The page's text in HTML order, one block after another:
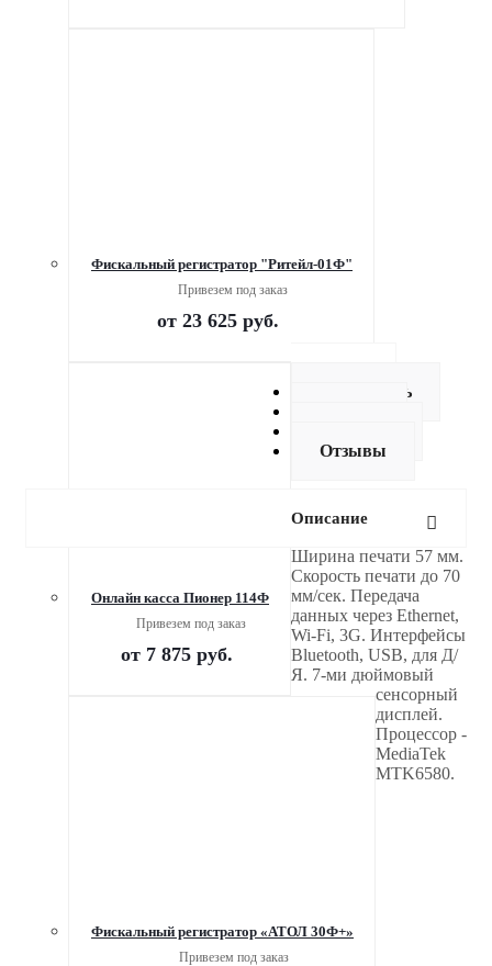
Фискальный регистратор "Ритейл-01Ф"
Привезем под заказ
от 23 625 руб.
Онлайн касса Пионер 114Ф
Привезем под заказ
от 7 875 руб.
Фискальный регистратор «АТОЛ 30Ф+»
Привезем под заказ
Как купить
Отзывы
Описание
Ширина печати 57 мм.
Скорость печати до 70
мм/сек. Передача
данных через Ethernet,
Wi-Fi, 3G. Интерфейсы
Bluetooth, USB, для Д/
Я. 7-ми дюймовый
сенсорный
дисплей.
Процессор -
MediaTek
MTK6580.